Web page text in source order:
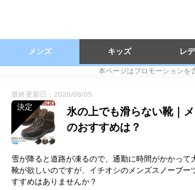
メンズ キッズ レ
本ページはプロモーションを
最終更新日：2026/08/05
決定
氷の上でも滑らない靴｜
のおすすめは？
雪が降ると道路が凍るので、通勤に時間がかかって
靴が欲しいのですが、イチオシのメンズスノーブー
すすめはありませんか？